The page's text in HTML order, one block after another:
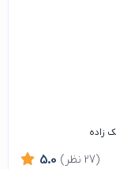
زاده
5.0 (27 نظر)